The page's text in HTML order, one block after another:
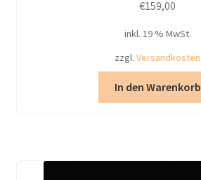
€159,00
inkl. 19 % MwSt.
zzgl. Versandkosten
In den Warenkorb